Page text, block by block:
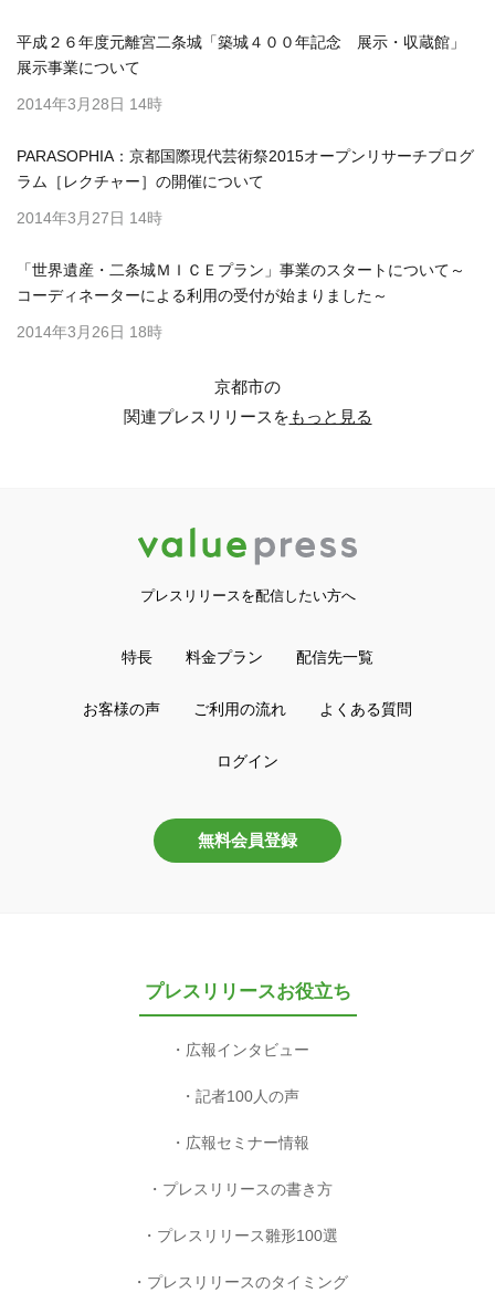
平成２６年度元離宮二条城「築城４００年記念 展示・収蔵館」
展示事業について
2014年3月28日 14時
PARASOPHIA：京都国際現代芸術祭2015オープンリサーチプログ
ラム［レクチャー］の開催について
2014年3月27日 14時
「世界遺産・二条城ＭＩＣＥプラン」事業のスタートについて～
コーディネーターによる利用の受付が始まりました～
2014年3月26日 18時
京都市の
関連プレスリリースをもっと見る
プレスリリースを配信したい方へ
特長 料金プラン 配信先一覧
お客様の声 ご利用の流れ よくある質問
ログイン
無料会員登録
プレスリリースお役立ち
広報インタビュー
記者100人の声
広報セミナー情報
プレスリリースの書き方
プレスリリース雛形100選
プレスリリースのタイミング